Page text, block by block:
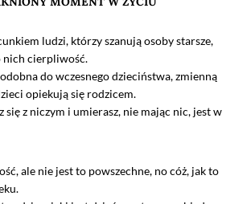
ludzi, którzy szanują osoby starsze,
nich cierpliwość.
do wczesnego dzieciństwa, zmienną
opiekują się rodzicem.
się z niczym i umierasz, nie mając nic, jest w
ale nie jest to powszechne, no cóż, jak to